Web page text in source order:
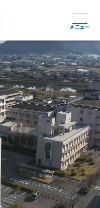
メニュー
なたに
域医療
期まで
医療
期へと
療
医療